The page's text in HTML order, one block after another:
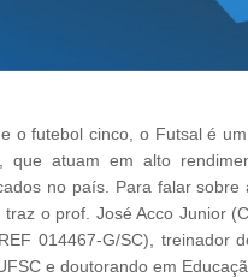
o futebol cinco, o Futsal é
que atuam em alto
no país. Para falar
o prof. José Acco Junior
014467-G/SC), treinador
e doutorando em